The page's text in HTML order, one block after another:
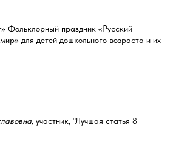
Фольклорный праздник «Русский
для детей дошкольного возраста и их
участник, "Лучшая статья 8